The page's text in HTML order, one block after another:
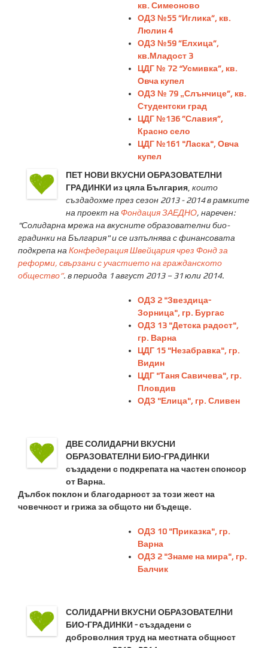
кв. Симеоново
ОДЗ №55 ”Иглика”, кв.
Люлин 4
ОДЗ №59 ”Елхица”,
кв.Младост 3
ЦДГ № 72 “Усмивка”, кв.
Овча купел
ОДЗ № 79 „Слънчице”, кв.
Студентски град
ЦДГ №136 ”Славия”,
Красно село
ЦДГ №161 "Ласка", Овча
купел
ПЕТ НОВИ ВКУСНИ ОБРАЗОВАТЕЛНИ
ГРАДИНКИ из цяла България които
създадохме през сезон 2013 - 2014в рамките
на проект на Фондация ЗАЕДНО, наречен:
"Солидарна мрежа на вкусните образователни био-
градинки на България" и се изпълнява с финансовата
подкрепа на Конфедерация Швейцария чрез Фонд за
реформи, свързани с участието на гражданското
общество”. в периода 1 август 2013 – 31 юли 2014.
ОДЗ 2 "Звездица-
Зорница", гр. Бургас
ОДЗ 13 "Детска радост",
гр. Варна
ЦДГ 15 "Незабравка", гр.
Видин
ЦДГ "Таня Савичева", гр.
Пловдив
ОДЗ "Елица", гр. Сливен
ДВЕ СОЛИДАРНИ ВКУСНИ
ОБРАЗОВАТЕЛНИ БИО-ГРАДИНКИ
създадени с подкрепата на частен спонсор
от Варна.
Дълбок поклон и благодарност за този жест на
човечност и грижа за общото ни бъдеще.
ОДЗ 10 "Приказка", гр.
Варна
ОДЗ 2 "Знаме на мира", гр.
Балчик
СОЛИДАРНИ ВКУСНИ ОБРАЗОВАТЕЛНИ
БИО-ГРАДИНКИ - създадени с
доброволния труд на местната общност